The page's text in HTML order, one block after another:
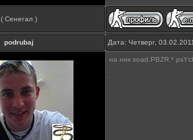
( Сенегал )
podrubaj Дата: Четверг,
на ник soad.PBZR *